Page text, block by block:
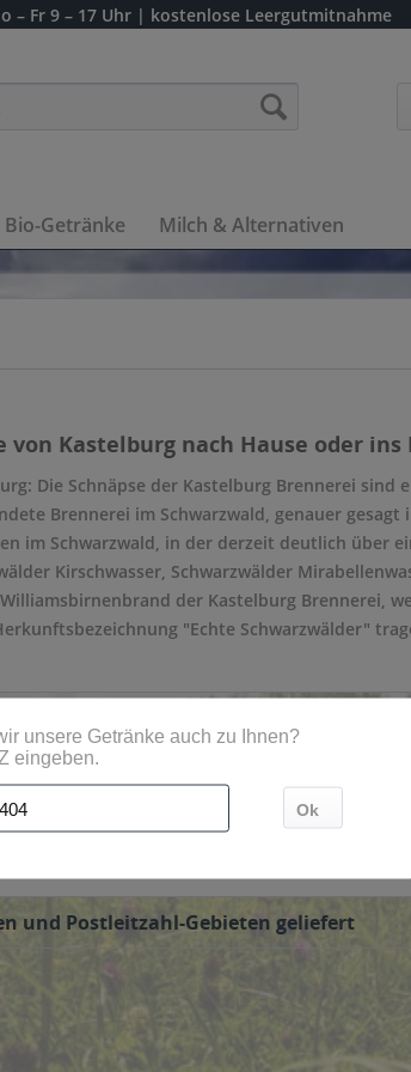
– Fr 9 – 17 Uhr | kostenlose Leergutmitnahme
Bio-Getränke Milch & Alternativen
von Kastelburg nach Hause oder
Die Schnäpse der Kastelburg Brennerei sind
Brennerei im Schwarzwald, genauer
im Schwarzwald, in der derzeit deutlich über
Kirschwasser, Schwarzwälder
der Kastelburg Brennerei,
"Echte Schwarzwälder"
werden und die Produkte werden dann
und Postleitzahl-Gebieten geliefert